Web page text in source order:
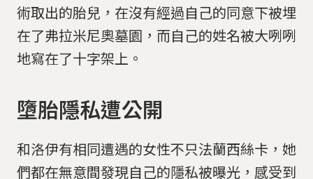
術取出的胎兒，在沒有經過自己的同意下被埋
在了弗拉米尼奧墓園，而自己的姓名被大咧咧
地寫在了十字架上。
墮胎隱私遭公開
和洛伊有相同遭遇的女性不只法蘭西絲卡，她
們都在無意間發現自己的隱私被曝光，感受到